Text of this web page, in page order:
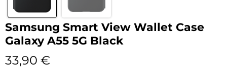
Samsung Smart View Wallet Case
Galaxy A55 5G Black
33,90 €